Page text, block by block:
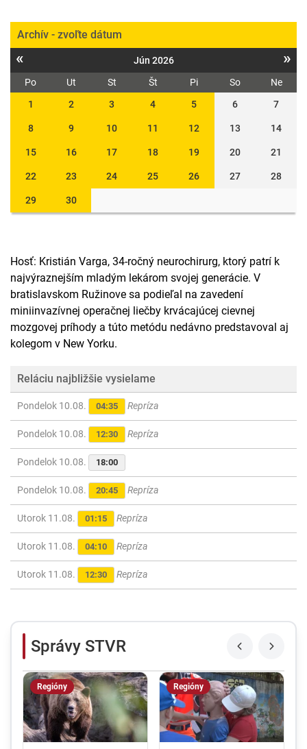
Archív - zvoľte dátum
« Jún 2026 »
Po Ut St Št Pi So
Ne
1
2 3 4 5 6 7
8 9 10 11 12 13 14
15 16 17 18 19 20 21
22 23 24 25 26 27 28
29 30
Hosť: Kristián Varga, 34-ročný neurochirurg, ktorý patrí k
najvýraznejším mladým lekárom svojej generácie. V
bratislavskom Ružinove sa podieľal na zavedení
miniinvazívnej operačnej liečby krvácajúcej cievnej
mozgovej príhody a túto metódu nedávno predstavoval aj
kolegom v New Yorku.
Reláciu najbližšie vysielame
Pondelok 10.08. 04:35 Repríza
Pondelok 10.08. 12:30 Repríza
Pondelok 10.08. 18:00
Pondelok 10.08. 20:45 Repríza
Utorok 11.08. 01:15 Repríza
Utorok 11.08. 04:10 Repríza
Utorok 11.08. 12:30 Repríza
Správy STVR
Regióny Regióny